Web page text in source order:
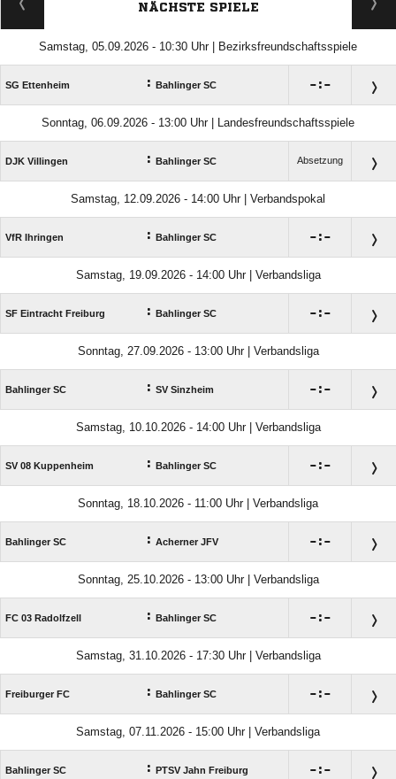
NÄCHSTE SPIELE
Samstag, 05.09.2026 - 10:30 Uhr | Bezirksfreundschaftsspiele
SG Ettenheim : Bahlinger SC :
Sonntag, 06.09.2026 - 13:00 Uhr | Landesfreundschaftsspiele
DJK Villingen : Bahlinger SC Absetzung
Samstag, 12.09.2026 - 14:00 Uhr | Verbandspokal
VfR Ihringen : Bahlinger SC :
Samstag, 19.09.2026 - 14:00 Uhr | Verbandsliga
SF Eintracht Freiburg : Bahlinger SC :
Sonntag, 27.09.2026 - 13:00 Uhr | Verbandsliga
Bahlinger SC : SV Sinzheim :
Samstag, 10.10.2026 - 14:00 Uhr | Verbandsliga
SV 08 Kuppenheim : Bahlinger SC :
Sonntag, 18.10.2026 - 11:00 Uhr | Verbandsliga
Bahlinger SC : Acherner JFV :
Sonntag, 25.10.2026 - 13:00 Uhr | Verbandsliga
FC 03 Radolfzell : Bahlinger SC :
Samstag, 31.10.2026 - 17:30 Uhr | Verbandsliga
Freiburger FC : Bahlinger SC :
Samstag, 07.11.2026 - 15:00 Uhr | Verbandsliga
Bahlinger SC : PTSV Jahn Freiburg :